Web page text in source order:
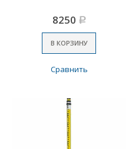
8250 Р
В КОРЗИНУ
Сравнить